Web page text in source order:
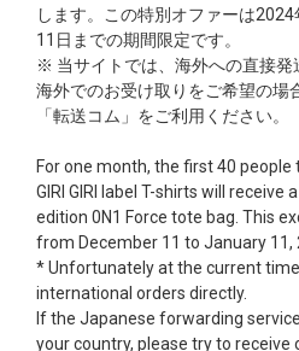
します。この特別オファーは
11日までの期間限定です。
※ 当サイトでは、海外への直接発
海外でのお受け取りをご希望の場
「転送コム」をご利用ください。
For one month, the first 40 people
GIRI GIRI label T-shirts will
edition 0N1 Force tote bag. This
from December 11 to January 11,
* Unfortunately at the current
international orders directly.
If the Japanese forwarding
your country, please try to receive